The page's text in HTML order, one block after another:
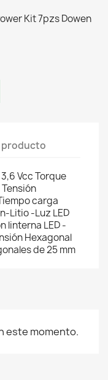
Kit 7pzs Dowen
producto
Vcc Torque
carga
Litio -Luz LED
linterna LED -
Hexagonal
de 25 mm
este momento.